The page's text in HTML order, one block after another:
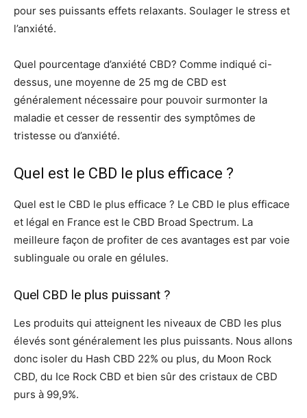
pour ses puissants effets relaxants. Soulager le stress et
l’anxiété.
Quel pourcentage d’anxiété CBD? Comme indiqué ci-
dessus, une moyenne de 25 mg de CBD est
généralement nécessaire pour pouvoir surmonter la
maladie et cesser de ressentir des symptômes de
tristesse ou d’anxiété.
Quel est le CBD le plus efficace ?
Quel est le CBD le plus efficace ? Le CBD le plus efficace
et légal en France est le CBD Broad Spectrum. La
meilleure façon de profiter de ces avantages est par voie
sublinguale ou orale en gélules.
Quel CBD le plus puissant ?
Les produits qui atteignent les niveaux de CBD les plus
élevés sont généralement les plus puissants. Nous allons
donc isoler du Hash CBD 22% ou plus, du Moon Rock
CBD, du Ice Rock CBD et bien sûr des cristaux de CBD
purs à 99,9%.